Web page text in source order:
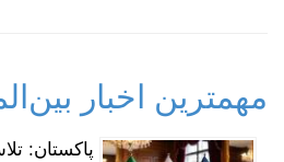
مهمترین اخبار
پاکستان: